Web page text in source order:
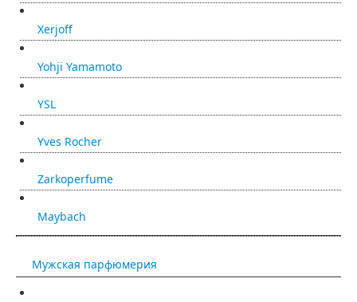
Xerjoff
Yohji Yamamoto
YSL
Yves Rocher
Zarkoperfume
Maybach
Мужская парфюмерия